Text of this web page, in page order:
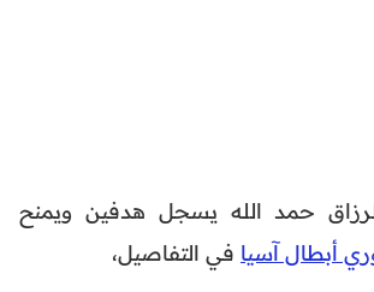
الرزاق حمد الله يسجل هدفين ويمنح
أبطال آسيا في التفاصيل،